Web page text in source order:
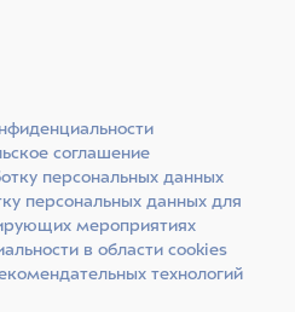
соглашение
персональных данных
персональных данных для
мероприятиях
в области cookies
технологий